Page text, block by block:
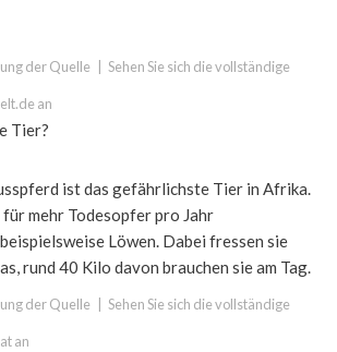
der Quelle Sehen Sie sich die vollständige
an
Tier?
ist das gefährlichste Tier in Afrika.
für mehr Todesopfer pro Jahr
Löwen. Dabei fressen sie
rund 40 Kilo davon brauchen sie am Tag.
der Quelle Sehen Sie sich die vollständige
an